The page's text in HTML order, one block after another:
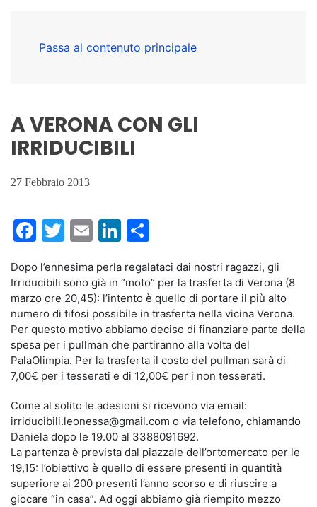
Passa al contenuto principale
A VERONA CON GLI
IRRIDUCIBILI
27 Febbraio 2013
Facebook
Twitter
EmailLinkedIn
Dopo l’ennesima perla regalataci dai nostri ragazzi, gli
Irriducibili sono già in “moto” per la trasferta di Verona (8
marzo ore 20,45): l’intento è quello di portare il più alto
numero di tifosi possibile in trasferta nella vicina Verona.
Per questo motivo abbiamo deciso di finanziare parte della
spesa per i pullman che partiranno alla volta del
PalaOlimpia. Per la trasferta il costo del pullman sarà di
7,00€ per i tesserati e di 12,00€ per i non tesserati.
Come al solito le adesioni si ricevono via email:
irriducibili.leonessa@gmail.com o via telefono, chiamando
Daniela dopo le 19.00 al 3388091692.
La partenza è prevista dal piazzale dell’ortomercato per le
19,15: l’obiettivo è quello di essere presenti in quantità
superiore ai 200 presenti l’anno scorso e di riuscire a
giocare “in casa”. Ad oggi abbiamo già riempito mezzo